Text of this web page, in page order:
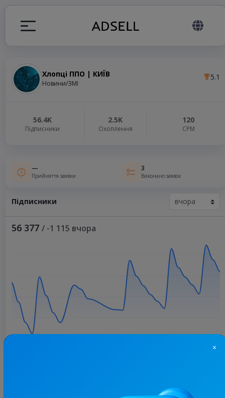
Хлопці ППО | КИЇВ
Новини/ЗМІ
5.1
56.4K
Підписники
2.5K
Охоплення
120
СРМ
—
Прийняття заявки
3
Виконано заявок
Підписники
56 377 / -1 115 вчора
×